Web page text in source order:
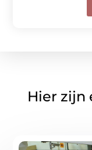
Hier zijn